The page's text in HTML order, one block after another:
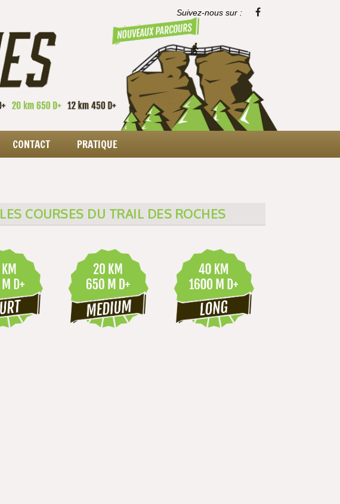
Suivez-nous sur :
CONTACT PRATIQUE
LES COURSES DU TRAIL DES ROCHES